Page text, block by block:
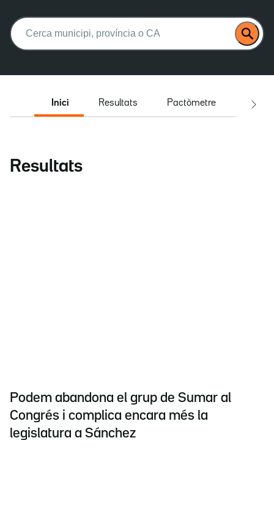
Buscar:
Inici Resultats Pactòmetre
Resultats
Podem abandona el grup de Sumar al
Congrés i complica encara més la
legislatura a Sánchez